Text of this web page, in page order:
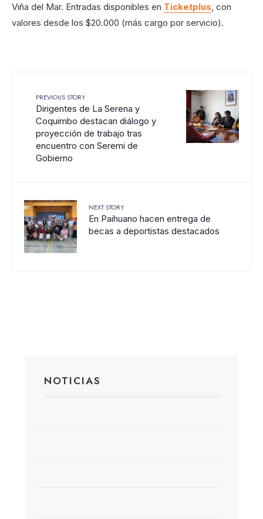
Viña del Mar. Entradas disponibles en Ticketplus, con
valores desde los $20.000 (más cargo por servicio).
PREVIOUS STORY
Dirigentes de La Serena y
Coquimbo destacan diálogo y
proyección de trabajo tras
encuentro con Seremi de
Gobierno
NEXT STORY
En Paihuano hacen entrega de
becas a deportistas destacados
NOTICIAS